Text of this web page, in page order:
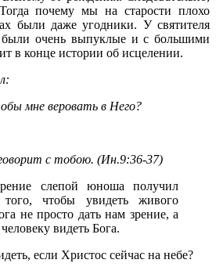
почему мы на старости плохо
были даже угодники. У святителя
очень выпуклые и с большими
в конце истории об исцелении.
мне веровать в Него?
с тобою. (Ин.9:36-37)
слепой юноша получил
того, чтобы увидеть живого
не просто дать нам зрение, а
видеть Бога.
если Христос сейчас на небе?